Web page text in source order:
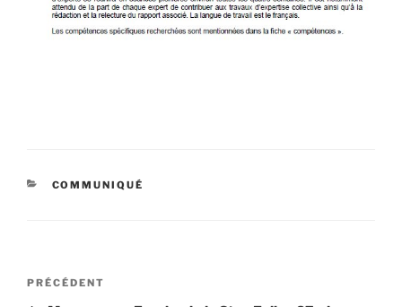
CATÉGORIES
COMMUNIQUÉ
Navigation
Article
PRÉCÉDENT